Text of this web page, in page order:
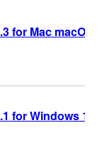
for Mac macOS
for Windows 11/